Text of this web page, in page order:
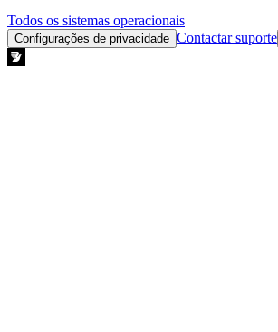
Todos os sistemas operacionais
Configurações de privacidade Contactar suporte